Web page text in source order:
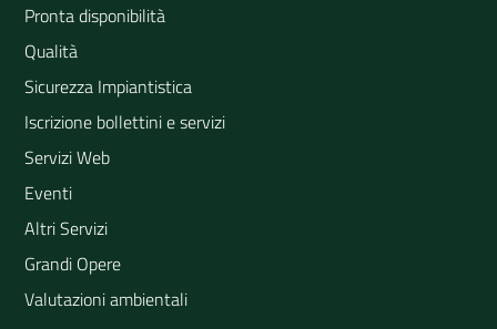
Pronta disponibilità
Qualità
Sicurezza Impiantistica
Iscrizione bollettini e servizi
Servizi Web
Eventi
Altri Servizi
Grandi Opere
Valutazioni ambientali